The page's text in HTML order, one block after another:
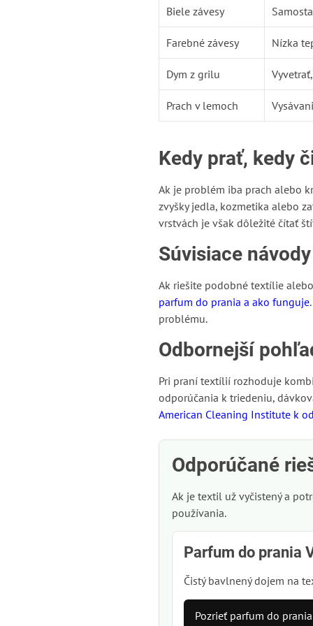
Biele závesy
Farebné závesy Nízka
Dym z grilu
Prach v lemoch
Kedy prať, kedy
Ak je problém iba prach alebo
zvyšky jedla, kozmetika alebo
vrstvách je však dôležité čítať
Súvisiace
Ak riešite podobné textílie
parfum do prania a ako funguje
problému.
Odbornejší
Pri praní textílií rozhoduje
odporúčania k triedeniu,
American Cleaning Institute k
Odporúčané
Ak je textil už vyčistený a
používania.
Parfum do prania
Čistý bavlnený dojem na
Pozrieť parfum do prania